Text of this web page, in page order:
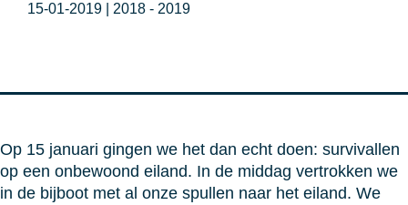
15-01-2019 | 2018 - 2019
Op 15 januari gingen we het dan echt doen: survivallen
op een onbewoond eiland. In de middag vertrokken we
in de bijboot met al onze spullen naar het eiland. We